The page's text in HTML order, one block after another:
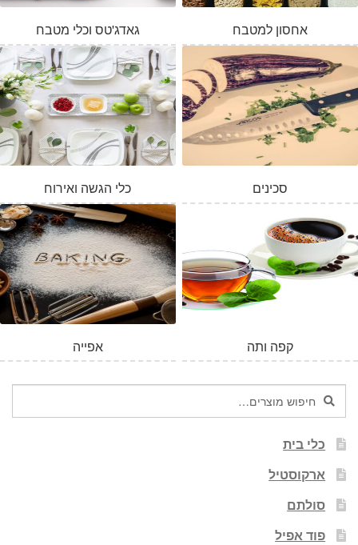
גאדג'טס וכלי מטבח אחסון למטבח
כלי הגשה ואירוח סכינים
אפייה קפה ותה
חיפוש
עבור:
חיפוש
כלי בית
ארקוסטיל
סולתם
פוד אפיל